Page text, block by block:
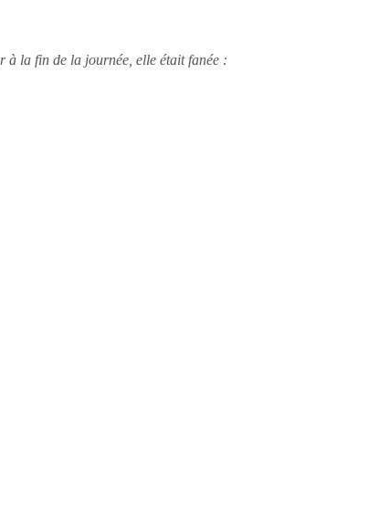
à la fin de la journée, elle était fanée :